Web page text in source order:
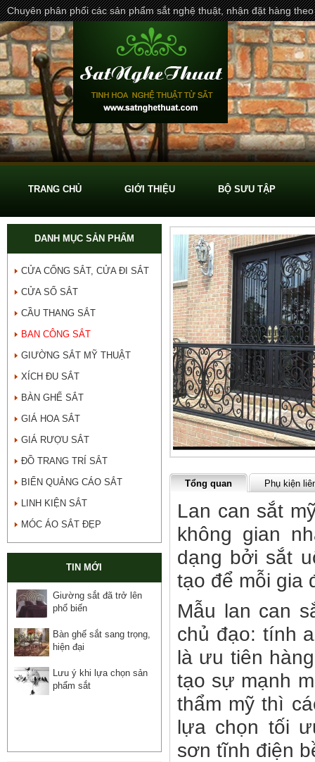
Chuyên phân phối các sản phẩm sắt nghệ thuật, nhận đặt hàng
TRANG CHỦ GIỚI THIỆU BỘ SƯU TẬP
DANH MỤC SẢN PHẨM
CỬA CỔNG SẮT, CỬA ĐI SẮT
CỬA SỔ SẮT
CẦU THANG SẮT
BAN CÔNG SẮT
GIƯỜNG SẮT MỸ THUẬT
XÍCH ĐU SẮT
BÀN GHẾ SẮT
GIÁ HOA SẮT
GIÁ RƯỢU SẮT
ĐỒ TRANG TRÍ SẮT
BIỂN QUẢNG CÁO SẮT
LINH KIỆN SẮT
MÓC ÁO SẮT ĐẸP
TIN MỚI
Giường sắt đã trở lên
phổ biến
Bàn ghế sắt sang trọng,
hiện đại
Lưu ý khi lựa chọn sản
phẩm sắt
Tổng quan Phụ kiện
Lan can sắt
không gian
dạng bởi sắt
tạo để mỗi gia
Mẫu lan can
chủ đạo: tính
là ưu tiên
tạo sự mạnh
thẩm mỹ thì
lựa chọn tối
sơn tĩnh điện